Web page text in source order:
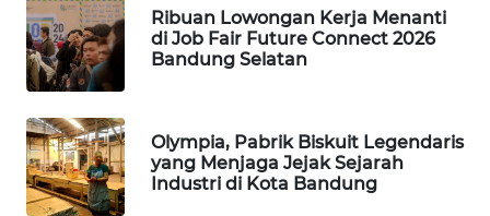
Ribuan Lowongan Kerja Menanti
di Job Fair Future Connect 2026
Bandung Selatan
Olympia, Pabrik Biskuit Legendaris
yang Menjaga Jejak Sejarah
Industri di Kota Bandung
MKLI
LPKKI
LKKI
KOPEKLIN